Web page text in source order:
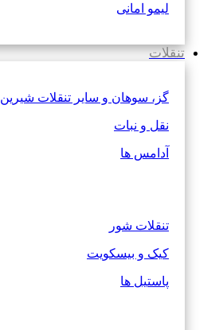
لیمو امانی
تنقلات
گز، سوهان و سایر تنقلات شیرین
نقل و نبات
آدامس ها
تنقلات شور
کیک و بیسکویت
پاستیل ها